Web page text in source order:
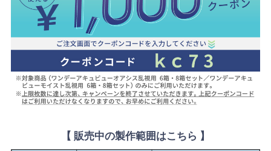
【 販売中の製作範囲はこちら 】